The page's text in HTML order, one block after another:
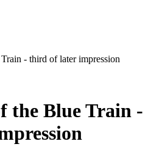
- third of later impression
the Blue Train -